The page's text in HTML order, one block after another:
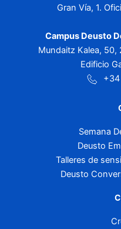
Gran Vía, 1.
Campus Deusto
Mundaitz Kalea, 50,
Edificio
Semana
Deusto
Talleres de
Deusto